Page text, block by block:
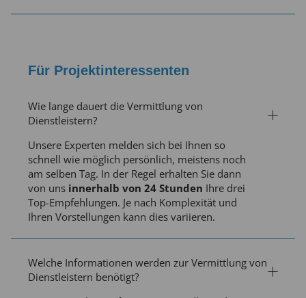
Für Projektinteressenten
Wie lange dauert die Vermittlung von
Dienstleistern?
Unsere Experten melden sich bei Ihnen so
schnell wie möglich persönlich, meistens noch
am selben Tag. In der Regel erhalten Sie dann
von uns innerhalb von 24 Stunden Ihre drei
Top-Empfehlungen. Je nach Komplexität und
Ihren Vorstellungen kann dies variieren.
Welche Informationen werden zur Vermittlung von
Dienstleistern benötigt?